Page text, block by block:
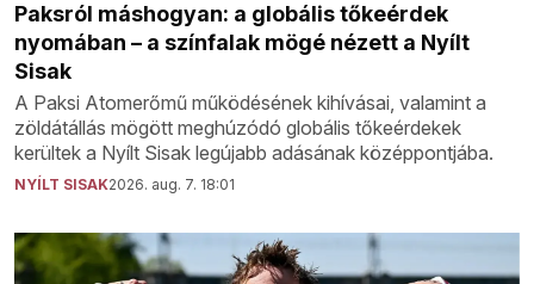
Paksról máshogyan: a globális tőkeérdek
nyomában – a színfalak mögé nézett a Nyílt
Sisak
A Paksi Atomerőmű működésének kihívásai, valamint a
zöldátállás mögött meghúzódó globális tőkeérdekek
kerültek a Nyílt Sisak legújabb adásának középpontjába.
NYÍLT SISAK2026. aug. 7. 18:01